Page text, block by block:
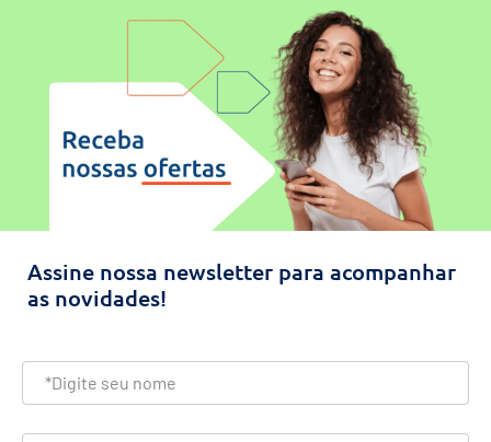
Assine nossa newsletter para acompanhar
as novidades!